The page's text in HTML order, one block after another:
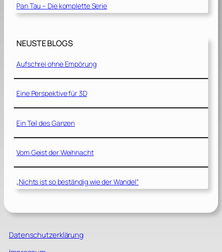
Pan Tau – Die komplette Serie
NEUSTE BLOGS
Aufschrei ohne Empörung
Eine Perspektive für 3D
Ein Teil des Ganzen
Vom Geist der Weihnacht
„Nichts ist so beständig wie der Wandel“
Datenschutzerklärung